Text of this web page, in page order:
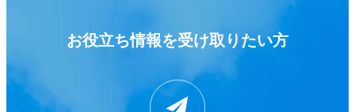
お役立ち情報を受け取りたい方